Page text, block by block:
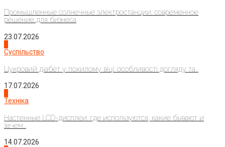
Промышленные солнечные электростанции: современное
решение для бизнеса
23.07.2026
Суспільство
Цукровий діабет у похилому віці: особливості догляду та...
17.07.2026
Техніка
Настенные LCD-дисплеи: где используются, какие бывают и
зачем...
14.07.2026